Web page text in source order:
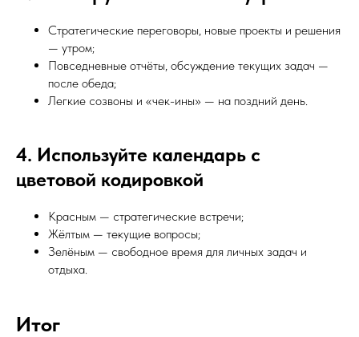
Стратегические переговоры, новые проекты и решения
— утром;
Повседневные отчёты, обсуждение текущих задач —
после обеда;
Легкие созвоны и «чек-ины» — на поздний день.
4. Используйте календарь с
цветовой кодировкой
Красным — стратегические встречи;
Жёлтым — текущие вопросы;
Зелёным — свободное время для личных задач и
отдыха.
Итог